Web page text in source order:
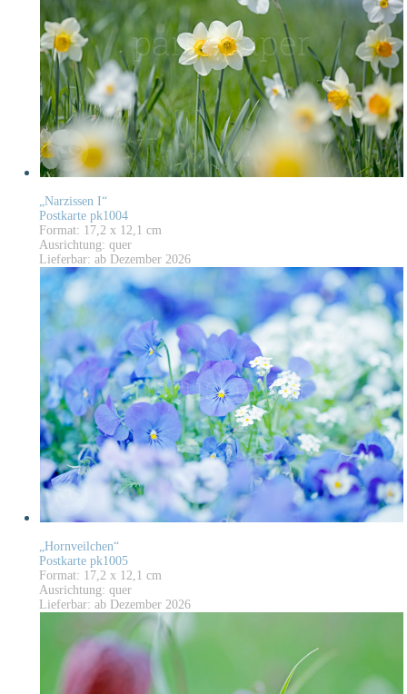
„Narzissen I“
Postkarte pk1004
Format: 17,2 x 12,1 cm
Ausrichtung: quer
Lieferbar: ab Dezember 2026
„Hornveilchen“
Postkarte pk1005
Format: 17,2 x 12,1 cm
Ausrichtung: quer
Lieferbar: ab Dezember 2026